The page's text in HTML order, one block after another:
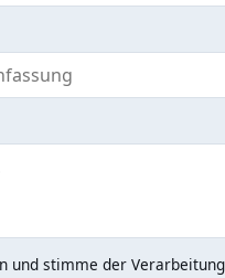
und stimme der